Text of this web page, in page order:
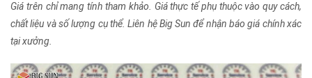
Giá trên chỉ mang tính tham khảo. Giá thực tế phụ thuộc vào quy cách,
chất liệu và số lượng cụ thể. Liên hệ Big Sun để nhận báo giá chính xác
tại xưởng.